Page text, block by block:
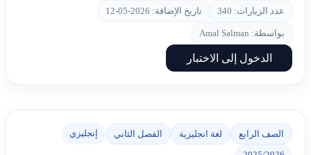
عدد الزيارات: 340 تاريخ الإضافة: 2026-05-12
بواسطة: Amal Salman
الدخول إلى الاختبار
الصف الرابع لغة انجليزية الفصل الثاني إنجليزي